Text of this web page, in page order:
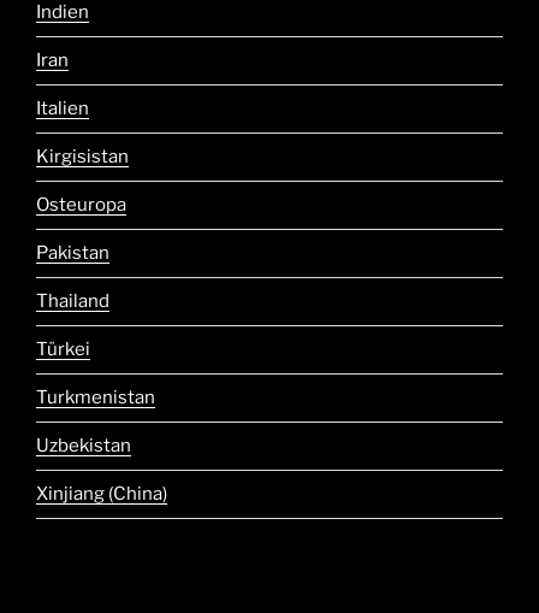
Indien
Iran
Italien
Kirgisistan
Osteuropa
Pakistan
Thailand
Türkei
Turkmenistan
Uzbekistan
Xinjiang (China)